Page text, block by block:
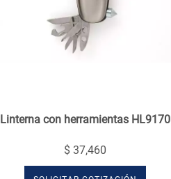
Linterna con herramientas HL9170
$ 37,460